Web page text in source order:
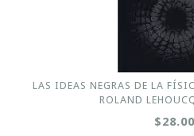
LAS IDEAS NEGRAS DE LA
ROLAND